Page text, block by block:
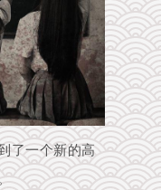
了一个新的高